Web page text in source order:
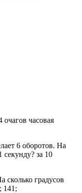
часовая
6 оборотов. На
секунду? за 10
сколько градусов
141;